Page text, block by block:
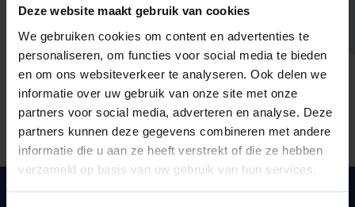
Deze website maakt gebruik van cookies
We gebruiken cookies om content en advertenties te
personaliseren, om functies voor social media te bieden
en om ons websiteverkeer te analyseren. Ook delen we
informatie over uw gebruik van onze site met onze
partners voor social media, adverteren en analyse. Deze
partners kunnen deze gegevens combineren met andere
informatie die u aan ze heeft verstrekt of die ze hebben
verzameld op basis van uw gebruik van hun services.